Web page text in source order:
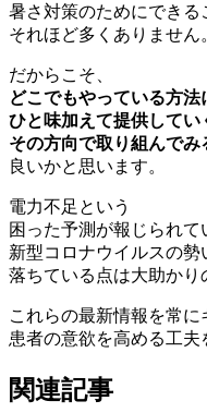
暑さ対策のためにできる
それほど多くありません
だからこそ、
どこでもやっている方法
ひと味加えて提供してい
その方向で取り組んでみ
良いかと思います。
電力不足という
困った予測が報じられ
新型コロナウイルスの勢
落ちている点は大助かり
これらの最新情報を常に
患者の意欲を高める工夫
関連記事